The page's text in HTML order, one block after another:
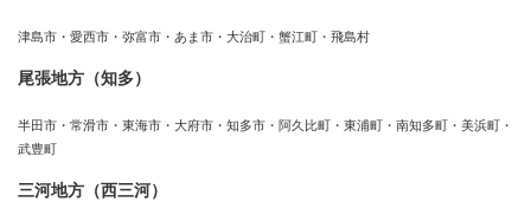
津島市・愛西市・弥富市・あま市・大治町・蟹江町・飛島村
尾張地方（知多）
半田市・常滑市・東海市・大府市・知多市・阿久比町・東浦町・南知多町・美浜町・
武豊町
三河地方（西三河）